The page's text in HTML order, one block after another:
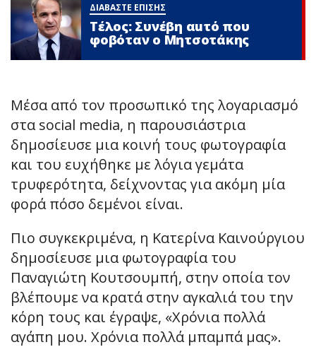
ΔΙΑΒΑΣΤΕ ΕΠΙΣΗΣ
Τέλος: Συνέβη αuτό που
φοβόταν ο Μητσοτάκης
Μέσα από τον προσωπικό της λογαριασμό
στα social media, η παρουσιάστρια
δημοσίευσε μια κοινή τους φωτογραφία
και του ευχήθηκε με λόγια γεμάτα
τρυφερότητα, δείχνοντας για ακόμη μία
φορά πόσο δεμένοι είναι.
Πιο συγκεκριμένα, η Κατερίνα Καινούργιου
δημοσίευσε μια φωτογραφία του
Παναγιώτη Κουτσουμπή, στην οποία τον
βλέπουμε να κρατά στην αγκαλιά του την
κόρη τους και έγραψε, «Χρόνια πολλά
αγάπη μου. Χρόνια πολλά μπαμπά μας».